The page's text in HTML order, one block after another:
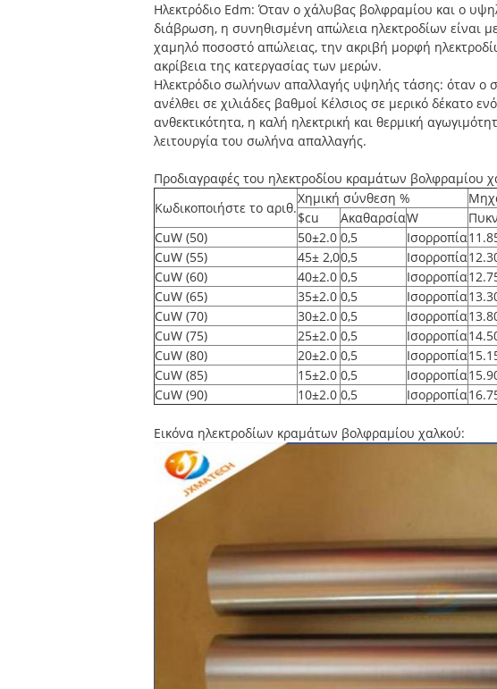
Ηλεκτρόδιο Edm: Όταν ο χάλυβας βολφραμίου και ο
διάβρωση, η συνηθισμένη απώλεια ηλεκτροδίων είναι
χαμηλό ποσοστό απώλειας, την ακριβή μορφή
ακρίβεια της κατεργασίας των μερών.
Ηλεκτρόδιο σωλήνων απαλλαγής υψηλής τάσης: όταν ο
ανέλθει σε χιλιάδες βαθμοί Κέλσιος σε μερικό δέκατο
ανθεκτικότητα, η καλή ηλεκτρική και θερμική
λειτουργία του σωλήνα απαλλαγής.
Προδιαγραφές του ηλεκτροδίου κραμάτων βολφραμίου
Κωδικοποιήστε το αριθ.
Χημική σύνθεση %
$cu
ΑκαθαρσίαW
CuW (50)
50±2.0 0,5 Ισορροπία
CuW (55)
45± 2,00,5 Ισορροπία
CuW (60)
40±2.0 0,5 Ισορροπία
CuW (65)
35±2.0 0,5 Ισορροπία
CuW (70)
30±2.0 0,5 Ισορροπία
CuW (75)
25±2.0 0,5 Ισορροπία
CuW (80)
20±2.0 0,5 Ισορροπία
CuW (85)
15±2.0 0,5 Ισορροπία
CuW (90)
10±2.0 0,5 Ισορροπία
Εικόνα ηλεκτροδίων κραμάτων βολφραμίου χαλκού: